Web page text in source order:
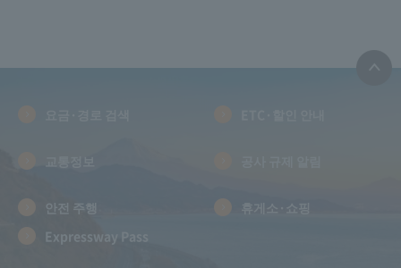
안전 주행
Expressway Pass